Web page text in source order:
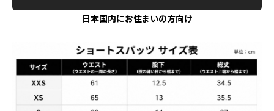
日本国内にお住まいの方向け